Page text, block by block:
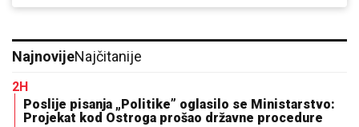
NajnovijeNajčitanije
2H
Poslije pisanja „Politike” oglasilo se Ministarstvo:
Projekat kod Ostroga prošao državne procedure